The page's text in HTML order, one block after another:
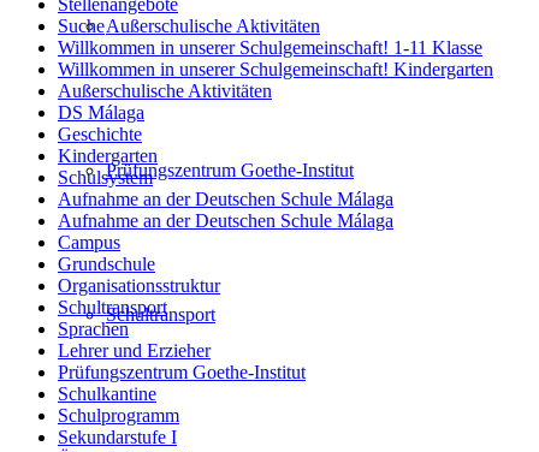
Außerschulische Aktivitäten
Prüfungszentrum Goethe-Institut
Schultransport
Stellenangebote
Suche
Willkommen in unserer Schulgemeinschaft! 1-11 Klasse
Willkommen in unserer Schulgemeinschaft! Kindergarten
Außerschulische Aktivitäten
DS Málaga
Geschichte
Kindergarten
Schulsystem
Aufnahme an der Deutschen Schule Málaga
Aufnahme an der Deutschen Schule Málaga
Campus
Grundschule
Organisationsstruktur
Schultransport
Sprachen
Lehrer und Erzieher
Prüfungszentrum Goethe-Institut
Schulkantine
Schulprogramm
Sekundarstufe I